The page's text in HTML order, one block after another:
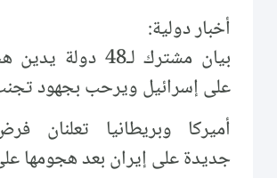
أخبار دولية:
بيان مشترك لـ48
على إسرائيل ويرحب بجهود
أميركا وبريطانيا تعلنان
جديدة على إيران بعد هجومها